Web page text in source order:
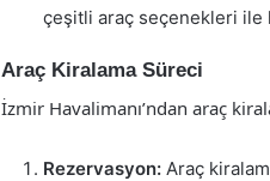
çeşitli araç seçenekleri ile
Araç Kiralama Süreci
İzmir Havalimanı’ndan araç
Rezervasyon: Araç